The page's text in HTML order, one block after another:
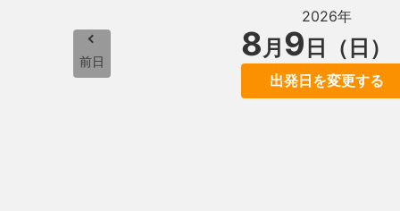
前日
2026年
8月 9 日（日）
出発日を変更する